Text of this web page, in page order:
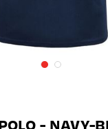
- NAVY-